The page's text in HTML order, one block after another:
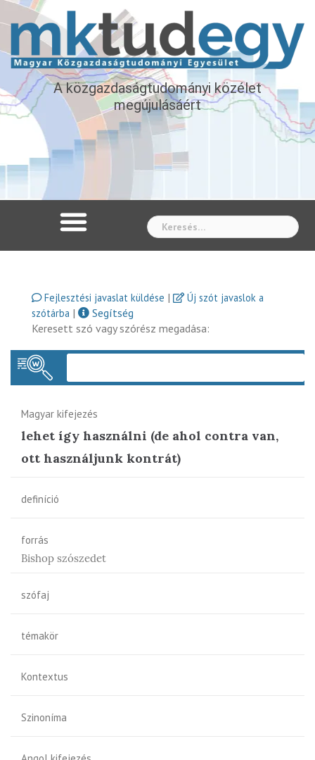
A közgazdaságtudományi közélet
megújulásáért
Fejlesztési javaslat küldése |
Új szót javaslok a
szótárba |
Segítség
Keresett szó vagy szórész megadása:
Magyar kifejezés
lehet így használni (de ahol contra van,
ott használjunk kontrát)
definíció
forrás
Bishop szószedet
szófaj
témakör
Kontextus
Szinoníma